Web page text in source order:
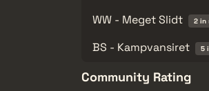
WW - Meget Slidt
2 in
BS - Kampvansiret
5
Community Rating